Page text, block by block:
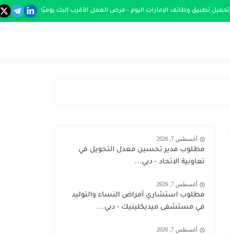
تحميل تطبيق وظائف الإمارات اليوم – فرص العمل الأقرب إليك يوميًا
أغسطس 7, 2026
مطلوب مدير تحسين معدل التحويل في
تعاونية الاتحاد - دبي...
أغسطس 7, 2026
مطلوب استشاري أمراض النساء والتوليد
في مستشفى ميديكلينيك - دبي...
أغسطس 7, 2026